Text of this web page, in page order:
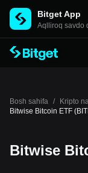
Bitget App
Aqlliroq savdo
Bosh sahifa / Kripto
Bitwise Bitcoin ETF
Bitwise